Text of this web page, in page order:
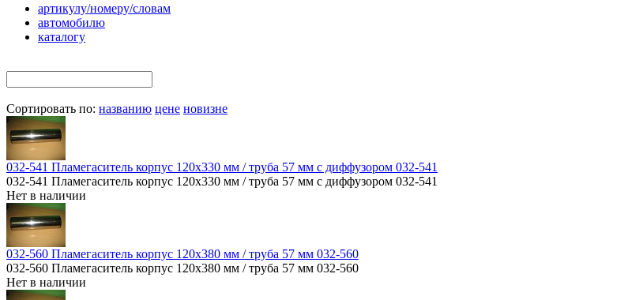
артикулу/номеру/словам
автомобилю
каталогу
Сортировать по: названию цене новизне
032-541 Пламегаситель корпус 120х330 мм / труба 57 мм с диффузором 032-541
032-541 Пламегаситель корпус 120х330 мм / труба 57 мм с диффузором 032-541
Нет в наличии
032-560 Пламегаситель корпус 120х380 мм / труба 57 мм 032-560
032-560 Пламегаситель корпус 120х380 мм / труба 57 мм 032-560
Нет в наличии